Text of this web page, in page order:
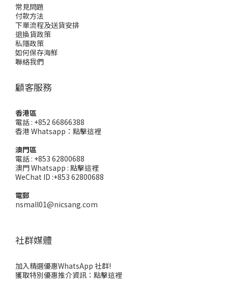
常見問題
付款方法
下單流程及送貨安排
退換貨政策
私隱政策
如何保存海鮮
聯絡我們
顧客服務
香港區
電話 : +852 66866388
香港 Whatsapp： 點擊這裡
澳門區
電話 : +853 62800688
澳門 Whatsapp : 點擊這裡
WeChat ID :+853 62800688
電郵
nsmall01@nicsang.com
社群媒體
加入精選優惠WhatsApp 社群!
獲取特別優惠推介資訊： 點擊這裡